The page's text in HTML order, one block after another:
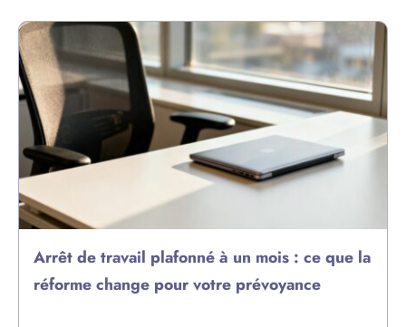
Arrêt de travail plafonné à un mois : ce que la
réforme change pour votre prévoyance